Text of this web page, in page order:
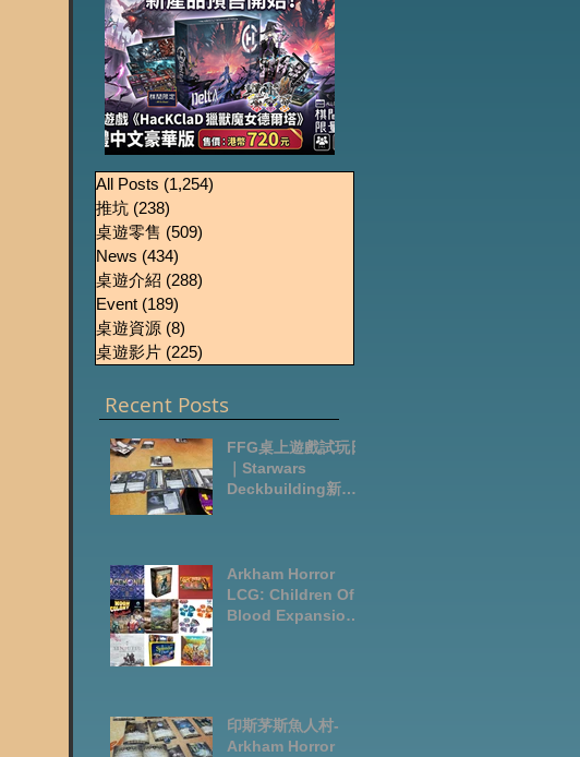
《HacKClaD獵獸魔女
德爾塔》繁體中文豪
華版開放預售
All Posts (1,254)
推坑 (238)
桌遊零售 (509)
News (434)
桌遊介紹 (288)
Event (189)
桌遊資源 (8)
桌遊影片 (225)
Recent Posts
FFG桌上遊戲試玩日
｜Starwars
Deckbuilding新擴
deck
Arkham Horror
LCG: Children Of
Blood Expansion
印斯茅斯魚人村-
Arkham Horror